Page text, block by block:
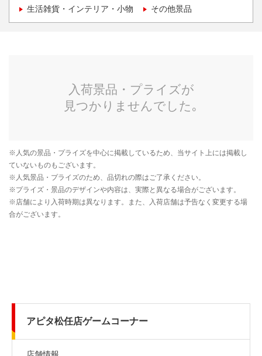
生活雑貨・インテリア・小物 その他景品
アピタ松任店ゲームコーナー
店舗情報